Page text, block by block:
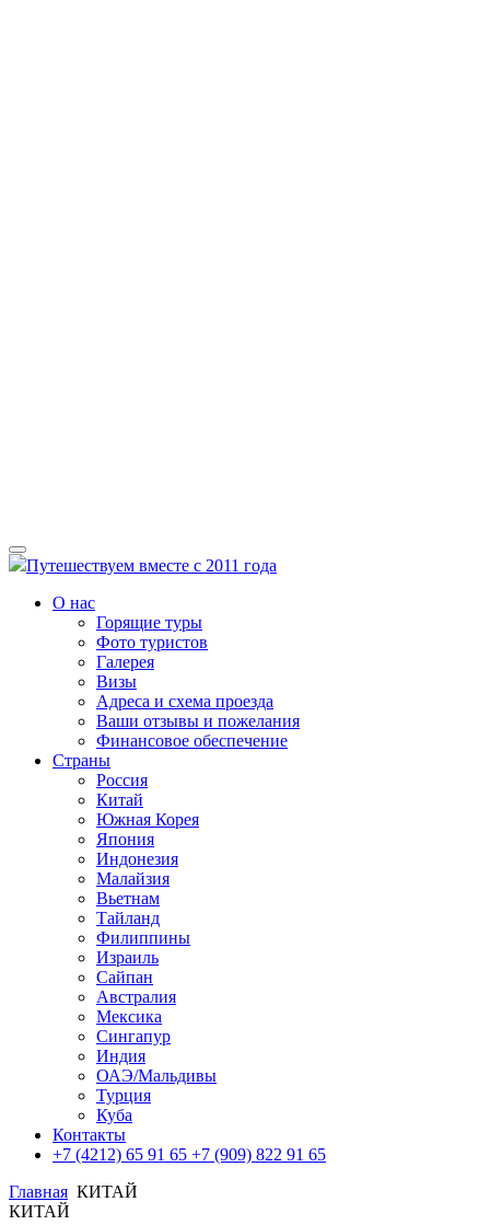
Путешествуем вместе с 2011 года
О нас
Горящие туры
Фото туристов
Галерея
Визы
Адреса и схема проезда
Ваши отзывы и пожелания
Финансовое обеспечение
Страны
Россия
Китай
Южная Корея
Япония
Индонезия
Малайзия
Вьетнам
Тайланд
Филиппины
Израиль
Сайпан
Австралия
Мексика
Сингапур
Индия
ОАЭ/Мальдивы
Турция
Куба
Контакты
+7 (4212) 65 91 65 +7 (909) 822 91 65
Главная КИТАЙ
КИТАЙ